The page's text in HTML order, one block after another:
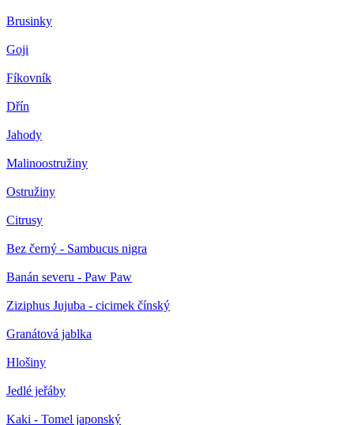
Brusinky
Goji
Fíkovník
Dřín
Jahody
Malinoostružiny
Ostružiny
Citrusy
Bez černý - Sambucus nigra
Banán severu - Paw Paw
Ziziphus Jujuba - cicimek čínský
Granátová jablka
Hlošiny
Jedlé jeřáby
Kaki - Tomel japonský